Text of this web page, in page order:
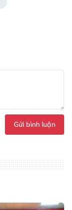
Gửi bình luận